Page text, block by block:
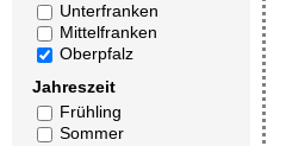
Unterfranken
Mittelfranken
Oberpfalz
Jahreszeit
Frühling
Sommer